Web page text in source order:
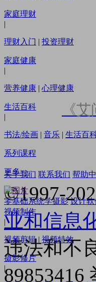
家庭理财
|
理财入门 | 投资理财
家庭健康
|
营养健康 | 心理健康
生活百科
|
书法/绘画 | 音乐 | 生活百
系列课程
更多>>
零基础系统学摄影 设计
视频制作
|
视频剪辑 | 视频特效
摄影修片
|
《
关于我们 联系我们 帮助
©1997-
业和信息
违法和不
89853416